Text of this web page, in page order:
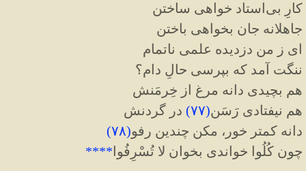
کارِ بی‌استاد خواهی ساختن
جاهلانه جان بخواهی باختن
ای ز من دزدیده علمی ناتمام
ننگت آمد که بپرسی حالِ دام؟
هم بچیدی دانه مرغ از خِرمَنش
هم نیفتادی رَسَن(۷۷) در گردنش
دانه کمتر خور، مکن چندین رفو(۷۸)
چون کُلُوا خواندی بخوان لا تُسْرِفُوا ****